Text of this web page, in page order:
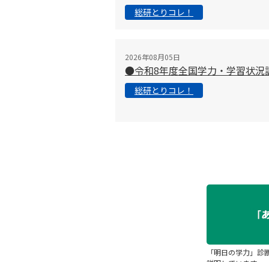
総研とりコレ！
2026年08月05日
●令和8年度全国学力・学習状況
総研とりコレ！
「明日の学力」